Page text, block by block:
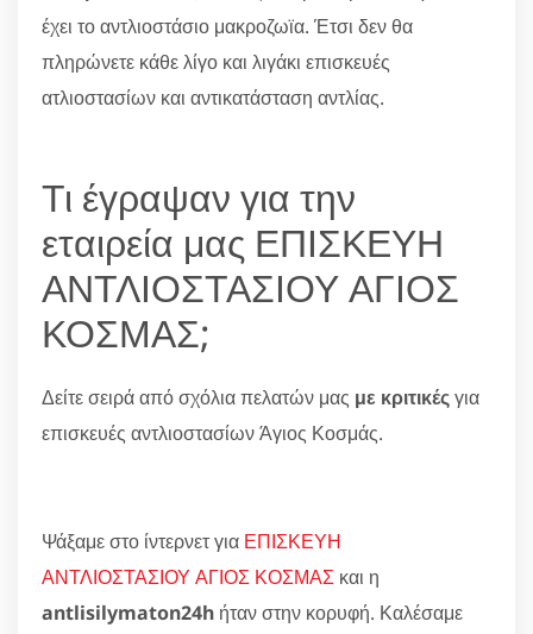
έχει το αντλιοστάσιο μακροζωϊα. Έτσι δεν θα
πληρώνετε κάθε λίγο και λιγάκι επισκευές
ατλιοστασίων και αντικατάσταση αντλίας.
Τι έγραψαν για την
εταιρεία μας ΕΠΙΣΚΕΥΗ
ΑΝΤΛΙΟΣΤΑΣΙΟΥ ΑΓΙΟΣ
ΚΟΣΜΑΣ;
Δείτε σειρά από σχόλια πελατών μας με κριτικέςγια
επισκευές αντλιοστασίων Άγιος Κοσμάς.
Ψάξαμε στο ίντερνετ για ΕΠΙΣΚΕΥΗ
ΑΝΤΛΙΟΣΤΑΣΙΟΥ ΑΓΙΟΣ ΚΟΣΜΑΣ και η
antlisilymaton24h ήταν στην κορυφή. Καλέσαμε